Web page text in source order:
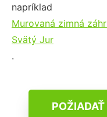
napríklad
Murovaná zimná
Svätý Jur
.